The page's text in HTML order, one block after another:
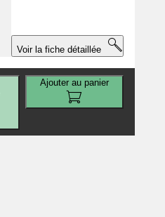
Voir la fiche détaillée
Ajouter au panier